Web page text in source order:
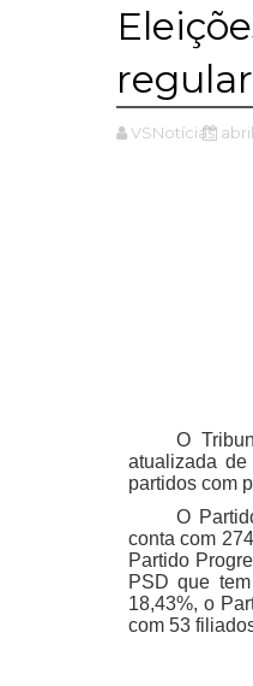
VSNotícias
O
atualizada
partidos com
O
conta com
Partido
PSD que
18,43%, o
com 53